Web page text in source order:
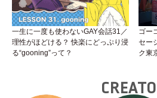
一生に一度も使わないGAY会話31／
理性がほどける？ 快楽にどっぷり浸
る“gooning”って？
ゴー
セー
ク東